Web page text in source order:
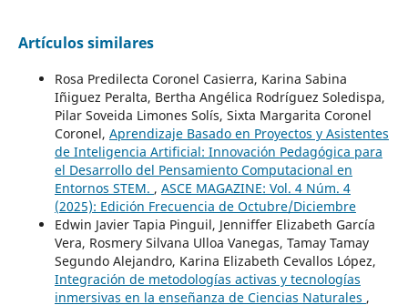
Artículos similares
Rosa Predilecta Coronel Casierra, Karina Sabina
Iñiguez Peralta, Bertha Angélica Rodríguez Soledispa,
Pilar Soveida Limones Solís, Sixta Margarita Coronel
Coronel, Aprendizaje Basado en Proyectos y Asistentes
de Inteligencia Artificial: Innovación Pedagógica para
el Desarrollo del Pensamiento Computacional en
Entornos STEM. , ASCE MAGAZINE: Vol. 4 Núm. 4
(2025): Edición Frecuencia de Octubre/Diciembre
Edwin Javier Tapia Pinguil, Jenniffer Elizabeth García
Vera, Rosmery Silvana Ulloa Vanegas, Tamay Tamay
Segundo Alejandro, Karina Elizabeth Cevallos López,
Integración de metodologías activas y tecnologías
inmersivas en la enseñanza de Ciencias Naturales ,